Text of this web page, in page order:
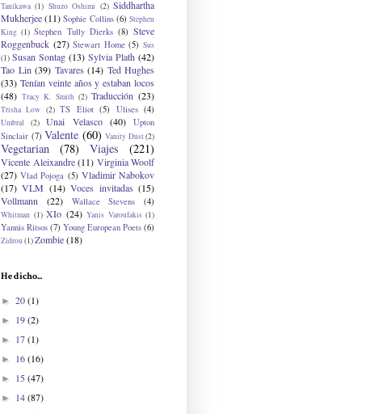
Tanikawa (1) Shuzo Oshimi (2) Siddhartha
Mukherjee (11) Sophie Collins (6) Stephen
King (1) Stephen Tully Dierks (8) Steve
Roggenbuck (27) Stewart Home (5) Sus
(1) Susan Sontag (13) Sylvia Plath (42)
Tao Lin (39) Tavares (14) Ted Hughes
(33) Tenían veinte años y estaban locos
(48) Tracy K. Smith (2) Traducción (23)
Trisha Low (2) TS Eliot (5) Ulises (4)
Umbral (2) Unai Velasco (40)
Upton
Sinclair (7) Valente (60) Vanity Dust(2)
Vegetarian (78) Viajes (221)
Vicente Aleixandre (11) Virginia Woolf
(27) Vlad Pojoga (5) Vladimir Nabokov
(17) VLM (14) Voces invitadas (15)
Vollmann
(22) Wallace Stevens (4)
Whitman (1) XIo (24) Yanis Varoufakis (1)
Yannis Ritsos (7) Young European Poets (6)
Zidrou(1)Zombie(18)
He dicho...
► 20(1)
► 19(2)
► 17(1)
► 16(16)
► 15(47)
► 14(87)